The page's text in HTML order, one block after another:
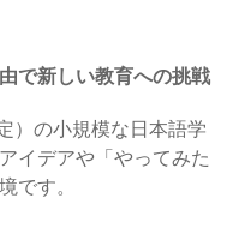
で新しい教育への挑戦
）の小規模な日本語学
イデアや「やってみた
です。